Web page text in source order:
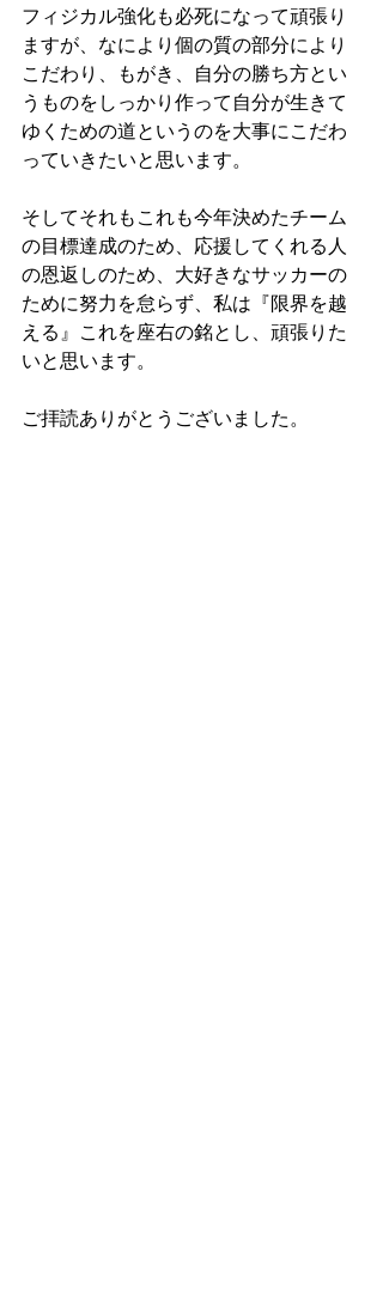
フィジカル強化も必死になって頑張り
ますが、なにより個の質の部分により
こだわり、もがき、自分の勝ち方とい
うものをしっかり作って自分が生きて
ゆくための道というのを大事にこだわ
っていきたいと思います。
そしてそれもこれも今年決めたチーム
の目標達成のため、応援してくれる人
の恩返しのため、大好きなサッカーの
ために努力を怠らず、私は『限界を越
える』これを座右の銘とし、頑張りた
いと思います。
ご拝読ありがとうございました。